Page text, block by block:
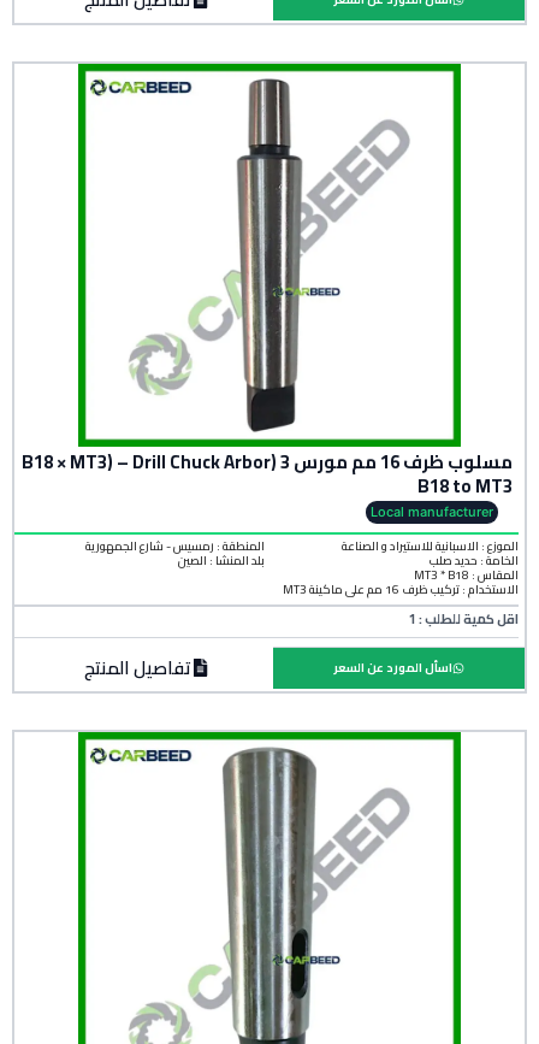
مسلوب ظرف 16 مم مورس 3 (B18 × MT3) – Drill Chuck Arbor
B18 to MT3
Local manufacturer
الموزع : الاسبانية للاستيراد و الصناعة
الخامة : حديد صلب
المنطقة : رمسيس - شارع الجمهورية
بلد المنشأ :الصين
المقاس : MT3 * B18
الاستخدام : تركيب ظرف 16 مم على ماكينة MT3
اقل كمية للطلب : 1
تفاصيل المنتج اسأل المورد عن السعر